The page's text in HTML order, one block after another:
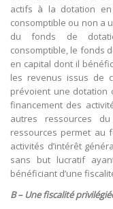
actifs à la dotation en
consomptible ou non a
du fonds de
consomptible, le fonds
en capital dont il
les revenus issus de
prévoient une dotation
financement des
autres ressources
ressources permet au
activités d’intérêt
sans but lucratif
bénéficiant d’une
B – Une fiscalité